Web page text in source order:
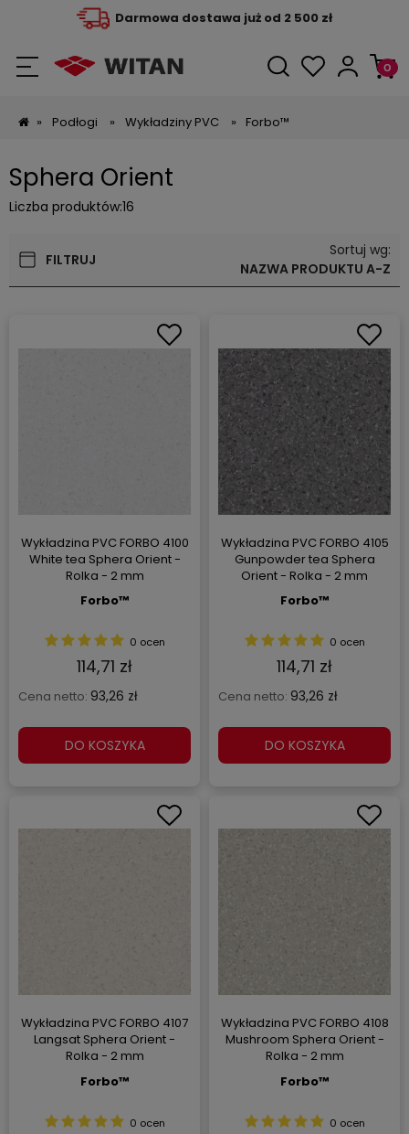
Darmowa dostawa już od 2 500 zł
» Podłogi » Wykładziny PVC » Forbo™
Sphera Orient
Liczba produktów:16
FILTRUJ
Sortuj wg:
NAZWA PRODUKTU A-Z
Wykładzina PVC FORBO 4100
White tea Sphera Orient -
Rolka - 2 mm
Forbo™
0 ocen
114,71 zł
Cena netto: 93,26 zł
DO KOSZYKA
Wykładzina PVC FORBO 4105
Gunpowder tea Sphera
Orient - Rolka - 2 mm
Forbo™
0 ocen
114,71 zł
Cena netto: 93,26 zł
DO KOSZYKA
Wykładzina PVC FORBO 4107
Langsat Sphera Orient -
Rolka - 2 mm
Forbo™
0 ocen
Wykładzina PVC FORBO 4108
Mushroom Sphera Orient -
Rolka - 2 mm
Forbo™
0 ocen